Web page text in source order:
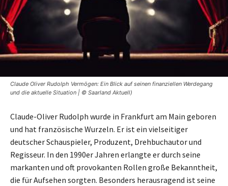
Claude Oliver Rudolph Vermögen: Ein Blick auf seinen finanziellen Werdegang
und die aktuelle Situation | © Saarland Aktuell)
Claude-Oliver Rudolph wurde in Frankfurt am Main geboren
und hat französische Wurzeln. Er ist ein vielseitiger
deutscher Schauspieler, Produzent, Drehbuchautor und
Regisseur. In den 1990er Jahren erlangte er durch seine
markanten und oft provokanten Rollen große Bekanntheit,
die für Aufsehen sorgten. Besonders herausragend ist seine